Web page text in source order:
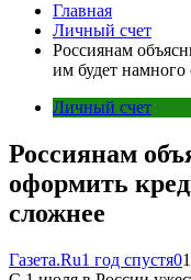
Главная
Личный счет
Россиянам
им будет намного
Личный счет
Россиянам
оформить
сложнее
Газета.Ru1 год спустя0